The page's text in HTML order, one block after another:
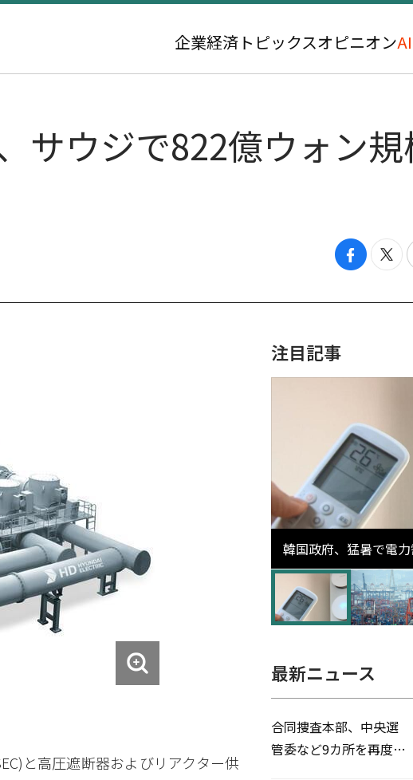
企業経済 トピックスオピニオン
サウジで822億ウォン
と高圧遮断器およびリアクター供
注目記事
韓国政府、猛暑で電
高更新の可能性に需
検
最新ニュース
合同捜査本部、中央選
管委など9カ所を再度家